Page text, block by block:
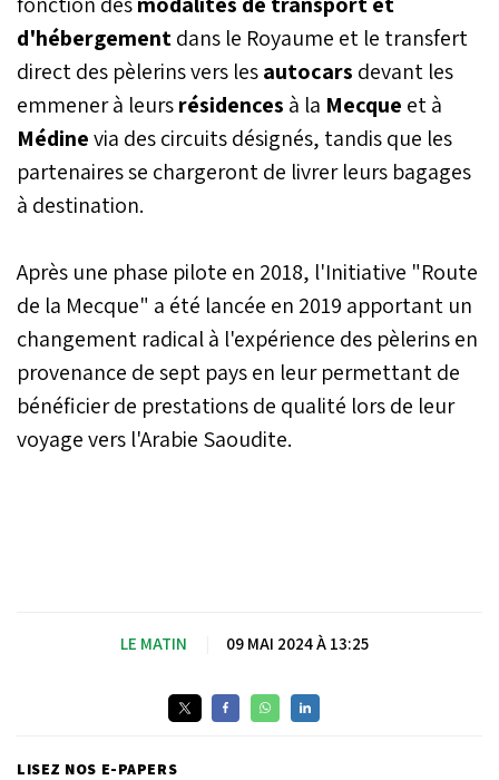
grands Oulémas du
Royaume d'Arabie
Saoudite dans un
communiqué, tout en
rappelant que quiconque
n’y étant pas parvenu est
considéré comme exempt
du devoir.
d'hébergementdans le Royaume et le transfert
direct des pèlerins vers lesautocars devant les
emmener à leursrésidences à la Mecque et à
Médinevia des circuits désignés, tandis que les
partenaires se chargeront de livrer leurs bagages
à destination.
Après une phase pilote en 2018, l'Initiative "Route
de la Mecque" a été lancée en 2019 apportant un
changement radical à l'expérience des pèlerins en
provenance de sept pays en leur permettant de
bénéficier de prestations de qualité lors de leur
voyage vers l'Arabie Saoudite.
LE MATIN 09 MAI 2024 À 13:25
LISEZ NOS E-PAPERS